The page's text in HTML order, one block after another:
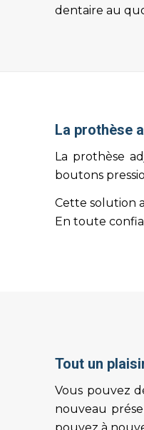
dentaire au
La prothèse
La prothèse
boutons
Cette solution
En toute
Tout un
Vous pouvez
nouveau
pouvez à